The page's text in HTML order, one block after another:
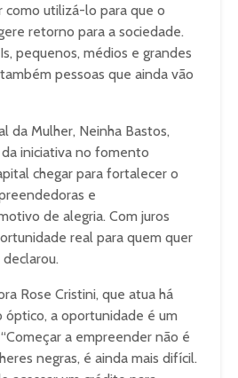
utilizá-lo para que o
retorno para a sociedade.
pequenos, médios e grandes
pessoas que ainda vão
da Mulher, Neinha Bastos,
iniciativa no fomento
chegar para fortalecer o
e
de alegria. Com juros
real para quem quer
Rose Cristini, que atua há
óptico, a oportunidade é um
a empreender não é
negras, é ainda mais difícil.